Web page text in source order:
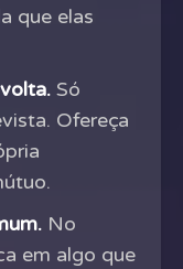
que elas
Só
Ofereça
No
em algo que